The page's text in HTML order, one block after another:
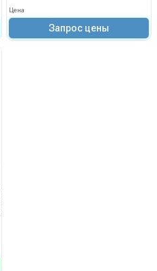
Цена
Запрос цены